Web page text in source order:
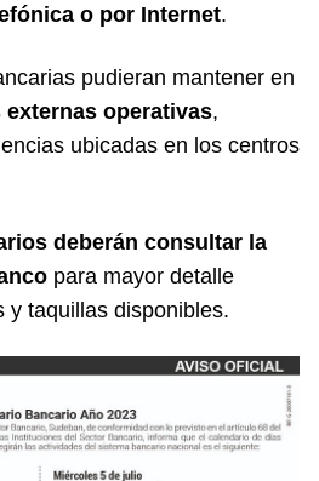
o por Internet.
pudieran mantener en
operativas,
ubicadas en los centros
deberán consultar la
para mayor detalle
y taquillas disponibles.